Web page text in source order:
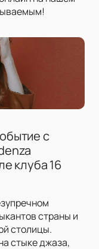
с
клуба 16
страны и
столицы.
стыке джаза,